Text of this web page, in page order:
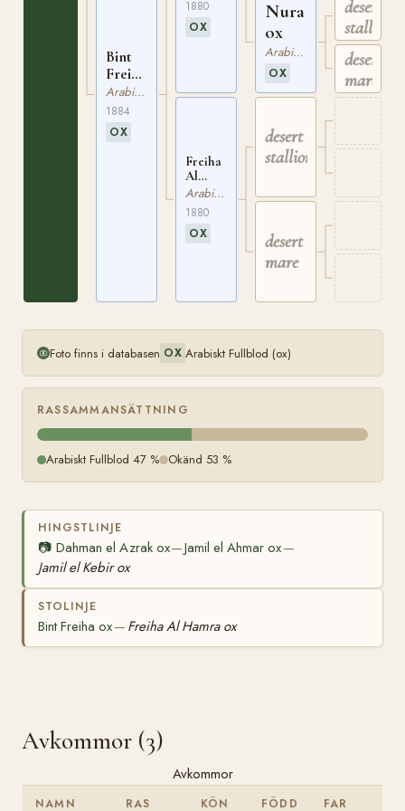
Bint
Freiha
ox
EGYPT
216
Arabiskt Fullblod
1884
OX
1880
OX
Freiha
Al
Hamra
ox
EGYPT
224
Arabiskt Fullblod
1880
OX
Nura
ox
Arabiskt Fullblod
OX
desert
stallion
desert
mare
desert
stallion
desert
mare
Foto finns i databasen OX Arabiskt Fullblod (ox)
RASSAMMANSÄTTNING
Arabiskt Fullblod 47 % Okänd 53 %
HINGSTLINJE
📷 Dahman el Azrak ox—Jamil el Ahmar ox—
Jamil el Kebir ox
STOLINJE
Bint Freiha ox— Freiha Al Hamra ox
Avkommor (3)
Avkommor
NAMN RAS KÖN FÖDD FAR